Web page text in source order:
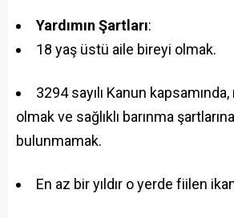
Yardımın Şartları:
18 yaş üstü aile bireyi olmak.
3294 sayılı Kanun
olmak ve sağlıklı barınma
bulunmamak.
En az bir yıldır o yerde fiilen